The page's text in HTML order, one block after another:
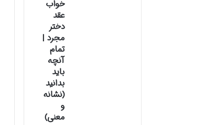
خواب
عقد
دختر
مجرد |
تمام
آنچه
باید
بدانید
(نشانه
و
معنی)